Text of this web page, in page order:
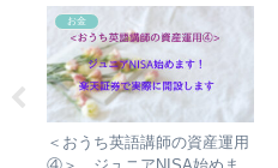
お金
＜おうち英語講師の資産運用